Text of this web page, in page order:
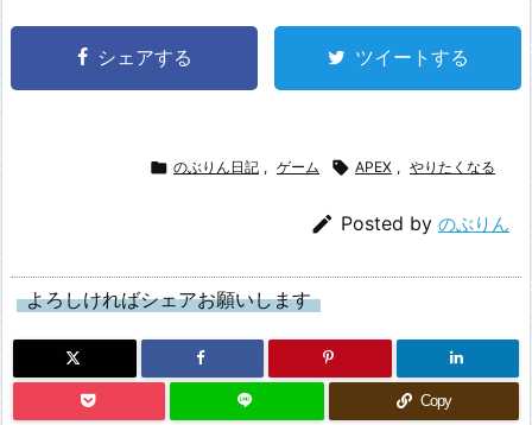
シェアする ツイートする
 のぶりん日記 , ゲーム  APEX , やりたくなる
 Posted by のぶりん
よろしければシェアお願いします
Copy